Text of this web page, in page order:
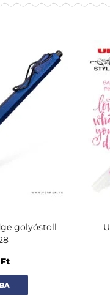
golyóstoll
Ft